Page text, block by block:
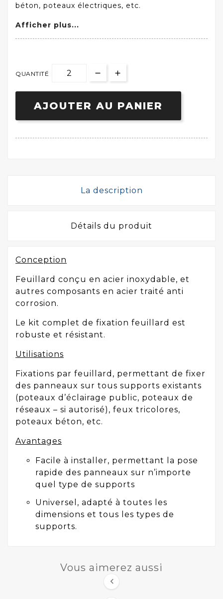
béton, poteaux électriques, etc.
Afficher plus...
QUANTITÉ
AJOUTER AU PANIER
La description
Détails du produit
Conception
Feuillard conçu en acier inoxydable, et
autres composants en acier traité anti
corrosion.
Le kit complet de fixation feuillard est
robuste et résistant.
Utilisations
Fixations par feuillard, permettant de fixer
des panneaux sur tous supports existants
(poteaux d’éclairage public, poteaux de
réseaux – si autorisé), feux tricolores,
poteaux béton, etc.
Avantages
Facile à installer, permettant la pose
rapide des panneaux sur n’importe
quel type de supports
Universel, adapté à toutes les
dimensions et tous les types de
supports.
Vous aimerez aussi
